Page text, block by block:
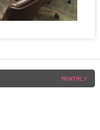
MONTHLY